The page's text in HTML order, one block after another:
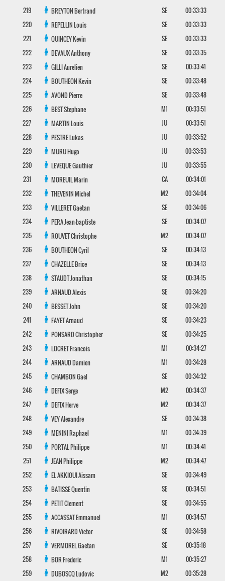
219
BREYTONBertrand SE
00:33:33
220
REPELLINLouis SE
00:33:33
221
QUINCEYKevin SE
00:33:33
222
DEVAUXAnthony SE
00:33:35
223
GILLIAurelien SE
00:33:41
224
BOUTHEONKevin SE
00:33:48
225
AVONDPierre SE
00:33:48
226
BESTStephane M1
00:33:51
227
MARTINLouis JU
00:33:51
228
PESTRELukas JU
00:33:52
229
MURUHugo JU
00:33:53
230
LEVEQUEGauthier JU
00:33:55
231
MOREUILMarin CA
00:34:01
232
THEVENINMichel M2
00:34:04
233
VILLERETGaetan SE
00:34:06
234
PERAJean-baptiste SE
00:34:07
235
ROUVETChristophe M2
00:34:07
236
BOUTHEONCyril SE
00:34:13
237
CHAZELLEBrice SE
00:34:13
238
STAUDTJonathan SE
00:34:15
239
ARNAUDAlexis SE
00:34:20
240
BESSETJohn SE
00:34:20
241
FAYETArnaud SE
00:34:23
242
PONSARDChristopher SE
00:34:25
243
LOCRETFrancois M1
00:34:27
244
ARNAUDDamien M1
00:34:28
245
CHAMBONGael SE
00:34:32
246
DEFIXSerge M2
00:34:37
247
DEFIXHerve M2
00:34:37
248
VEYAlexandre SE
00:34:38
249
MENINIRaphael M1
00:34:39
250
PORTALPhilippe M1
00:34:41
251
JEANPhilippe M2
00:34:47
252
EL AKKIOUIAissam SE
00:34:49
253
BATISSEQuentin SE
00:34:51
254
PETITClement SE
00:34:55
255
ACCASSATEmmanuel M1
00:34:57
256
RIVOIRARDVictor SE
00:34:58
257
VERMORELGaetan SE
00:35:18
258
BORFrederic M1
00:35:27
259
DUBOSCQLudovic M2
00:35:28